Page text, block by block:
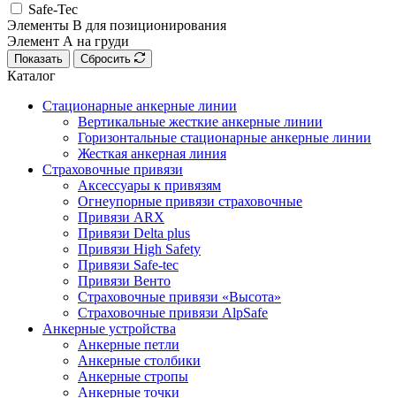
Safe-Tec
Элементы В для позиционирования
Элемент А на груди
Показать Сбросить
Каталог
Стационарные анкерные линии
Вертикальные жесткие анкерные линии
Горизонтальные стационарные анкерные линии
Жесткая анкерная линия
Страховочные привязи
Аксессуары к привязям
Огнеупорные привязи страховочные
Привязи ARX
Привязи Delta plus
Привязи High Safety
Привязи Safe-tec
Привязи Венто
Страховочные привязи «Высота»
Страховочные привязи AlpSafe
Анкерные устройства
Анкерные петли
Анкерные столбики
Анкерные стропы
Анкерные точки